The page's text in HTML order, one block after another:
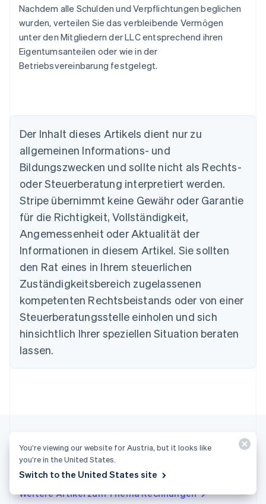
Nachdem alle Schulden und Verpflichtungen beglichen
wurden, verteilen Sie das verbleibende Vermögen
unter den Mitgliedern der LLC entsprechend ihren
Eigentumsanteilen oder wie in der
Betriebsvereinbarung festgelegt.
Der Inhalt dieses Artikels dient nur zu
allgemeinen Informations- und
Bildungszwecken und sollte nicht als Rechts-
oder Steuerberatung interpretiert werden.
Stripe übernimmt keine Gewähr oder Garantie
für die Richtigkeit, Vollständigkeit,
Angemessenheit oder Aktualität der
Informationen in diesem Artikel. Sie sollten
den Rat eines in Ihrem steuerlichen
Zuständigkeitsbereich zugelassenen
kompetenten Rechtsbeistands oder von einer
Steuerberatungsstelle einholen und sich
hinsichtlich Ihrer speziellen Situation beraten
lassen.
Weitere Artikel
Weitere Artikel zum Thema Rechnungen
Australien
English
Nederlands FrançaisDeutschEnglish
Brasilien
English
Bulgarien
English
Dänemark
Deutschland
DeutschEnglish
Estland
English
Festlandchina
简体中文
EnglishSvenska
Indien
English
English
You’re viewing our website for Austria, but it looks like
you’re in the United States.
Switch to the United States site